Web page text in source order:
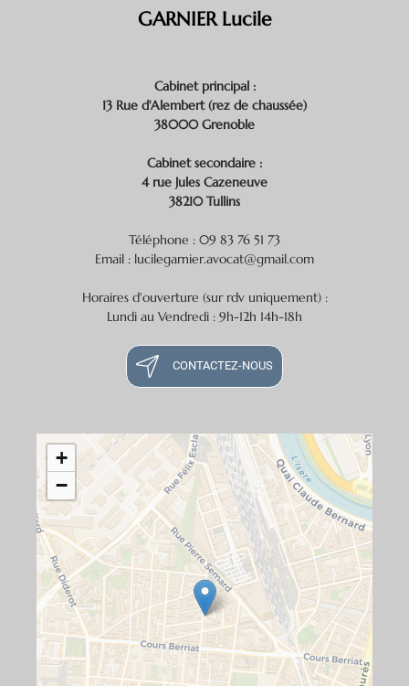
GARNIER Lucile
Cabinet principal :
13 Rue d'Alembert (rez de chaussée)
38000 Grenoble
Cabinet secondaire :
4 rue Jules Cazeneuve
38210 Tullins
Téléphone : 09 83 76 51 73
Email : lucilegarnier.avocat@gmail.com
Horaires d'ouverture (sur rdv uniquement) :
Lundi au Vendredi : 9h-12h 14h-18h
CONTACTEZ-NOUS
+
−